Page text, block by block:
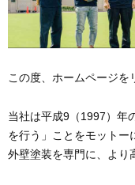
この度、ホームページを
当社は平成9（1997）年
を行う」ことをモットー
外壁塗装を専門に、より